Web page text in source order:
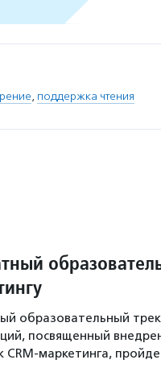
, поддержка чтения
образовательный
посвященный
CRM-маркетинга,